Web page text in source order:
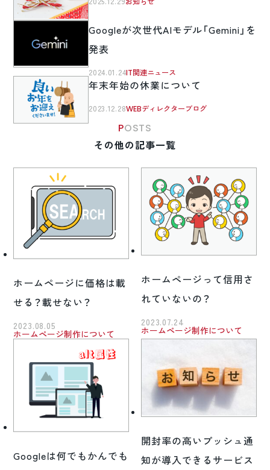
Googleが次世代AIモデル「Gemini」を
発表
2024.01.24IT関連ニュース
年末年始の休業について
2023.12.28WEBディレクターブログ
POSTS
その他の記事一覧
ホームページに価格は載
せる？載せない？
2023.08.05
ホームページ制作について
ホームページって信用さ
れていないの？
2023.07.24
ホームページ制作について
Googleは何でもかんでも
開封率の高いプッシュ通
知が導入できるサービス